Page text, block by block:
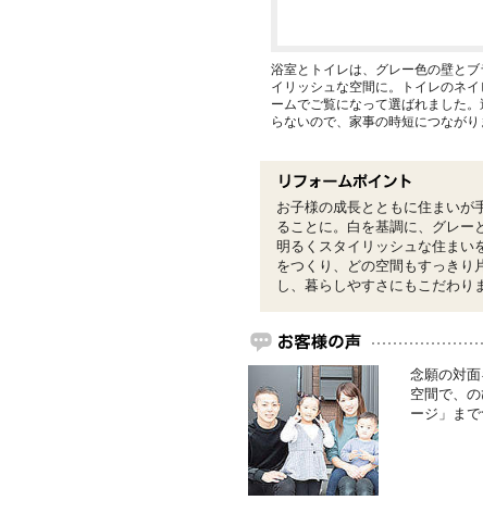
浴室とトイレは、グレー色の壁と
イリッシュな空間に。トイレのネ
ームでご覧になって選ばれました
らないので、家事の時短につながり
お子様の成長とともに住まいが
ることに。白を基調に、グレー
明るくスタイリッシュな住まい
をつくり、どの空間もすっきり
し、暮らしやすさにもこだわり
念願の対
空間で、
ージ」ま